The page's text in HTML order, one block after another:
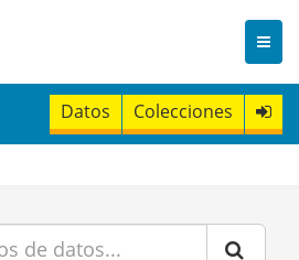
Datos Colecciones